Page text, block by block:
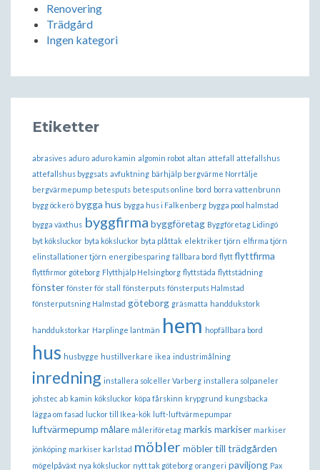
Renovering
Trädgård
Ingen kategori
Etiketter
abrasives aduro aduro kamin algomin robot altan attefall attefallshus
attefallshus byggsats avfuktning bärhjälp bergvärme Norrtälje
bergvärmepump betesputs betesputs online bord borra vattenbrunn
bygg öckerö bygga hus bygga hus i Falkenberg bygga pool halmstad
bygga växthus byggfirma byggföretag Byggföretag Lidingö
byt köksluckor byta köksluckor byta plåttak elektriker tjörn elfirma tjörn
elinstallationer tjörn energibesparing fällbara bord flytt flyttfirma
flyttfirmor göteborg Flytthjälp Helsingborg flyttstäda flyttstädning
fönster fönster för stall fönsterputs fönsterputs Halmstad
fönsterputsning Halmstad göteborg gräsmatta handdukstork
handdukstorkar Harplinge lantmän hem hopfällbara bord
hus husbygge hustillverkare ikea industrimålning
inredning installera solceller Varberg installera solpaneler
johstec ab kamin köksluckor köpa fårskinn krypgrund kungsbacka
lägga om fasad luckor till Ikea-kök luft-luftvärmepumpar
luftvärmepump målare måleriföretag markis markiser markiser
jönköping markiser karlstad möblermöbler till trädgården
mögelpåväxt nya köksluckor nytt tak göteborg orangeri paviljong Pax